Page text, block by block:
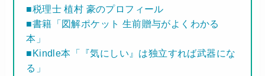
■税理士 植村 豪のプロフィール
■書籍「図解ポケット 生前贈与がよくわかる
本」
■Kindle本「『気にしい』は独立すれば武器にな
る」